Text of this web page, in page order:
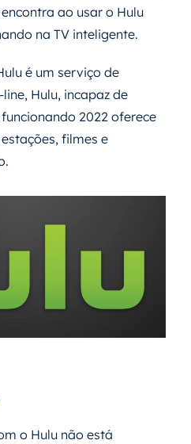
ao usar o Hulu
na TV inteligente.
é um serviço de
Hulu, incapaz de
2022 oferece
filmes e
o Hulu não está